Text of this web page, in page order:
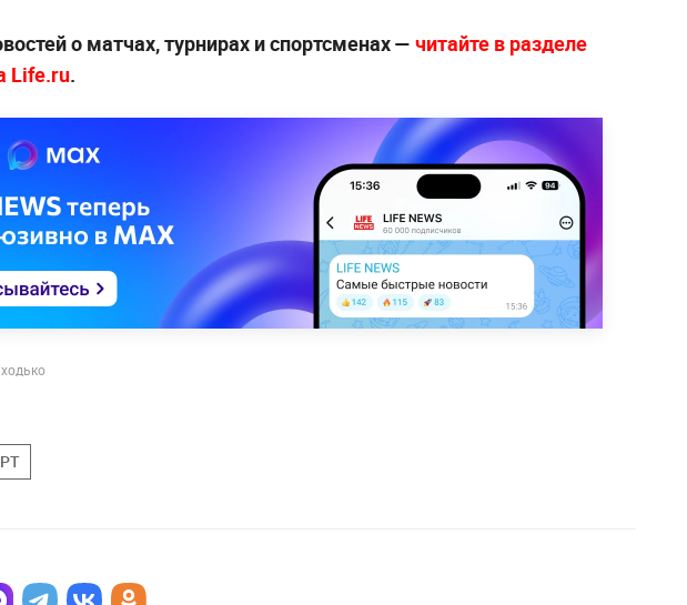
о матчах, турнирах и спортсменах — читайте в разделе
Life.ru.